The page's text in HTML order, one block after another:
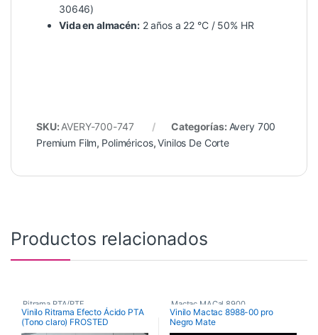
30646)
Vida en almacén:2 años a 22 °C / 50% HR
SKU: AVERY-700-747 Categorías: Avery 700
Premium Film, Poliméricos,Vinilos De Corte
Productos relacionados
Ritrama PTA/PTF
Vinilos De Corte,
Vinilo Ritrama Efecto Ácido PTA
(Tono claro) FROSTED
Mactac MACal 8900
Monoméricos
Vinilo Mactac 8988-00 pro
Negro Mate